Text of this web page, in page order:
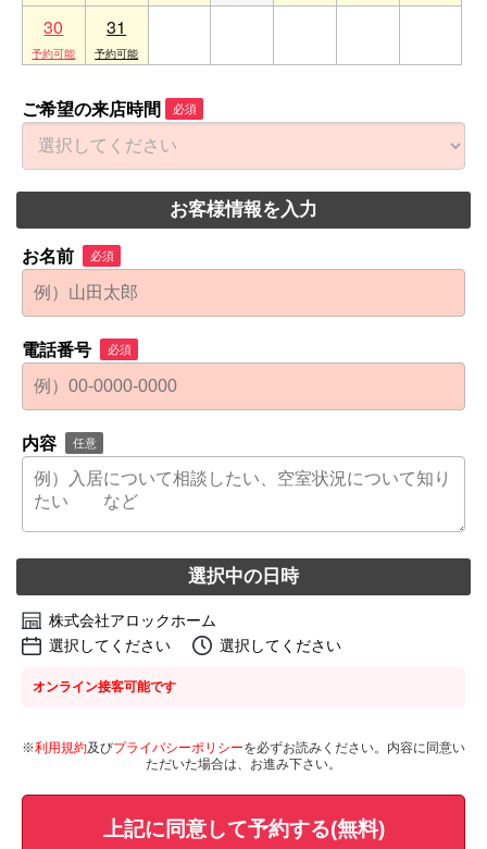
30 31
ご希望の来店時間 必須
お客様情報を入力
お名前 必須
電話番号 必須
内容 任意
選択中の日時
株式会社アロックホーム
選択してください
選択してください
オンライン接客可能です
※利用規約及びプライバシーポリシーを必ずお読みください。内容に同意い
ただいた場合は、お進み下さい。
上記に同意して予約する(無料)